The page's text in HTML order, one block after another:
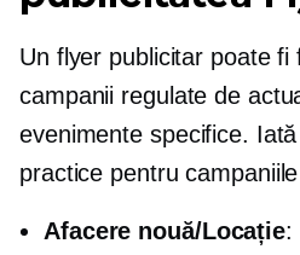
Un flyer publicitar poate fi
campanii regulate de
evenimente specifice.
practice pentru
Afacere nouă/Locație: